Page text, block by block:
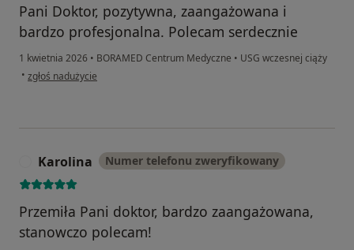
Pani Doktor, pozytywna, zaangażowana i
bardzo profesjonalna. Polecam serdecznie
1 kwietnia 2026 • BORAMED Centrum Medyczne • USG wczesnej ciąży
• w opinii użytkownika Patrycja
zgłoś nadużycie
Karolina Numer telefonu zweryfikowany
Przemiła Pani doktor, bardzo zaangażowana,
stanowczo polecam!